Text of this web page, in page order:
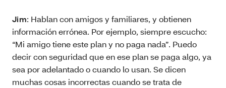
Jim: Hablan con amigos y familiares, y obtienen
información errónea. Por ejemplo, siempre escucho:
“Mi amigo tiene este plan y no paga nada”. Puedo
decir con seguridad que en ese plan se paga algo, ya
sea por adelantado o cuando lo usan. Se dicen
muchas cosas incorrectas cuando se trata de